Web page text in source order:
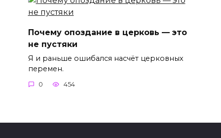
Почему опоздание в церковь — это
не пустяки
Я и раньше ошибался насчёт церковных
перемен.
0 454